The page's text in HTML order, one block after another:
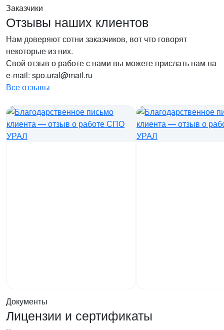
Заказчики
Отзывы наших клиентов
Нам доверяют сотни заказчиков, вот что говорят
некоторые из них.
Свой отзыв о работе с нами вы можете прислать нам на
e-mail: spo.ural@mail.ru
Все отзывы
Документы
Лицензии и сертификаты